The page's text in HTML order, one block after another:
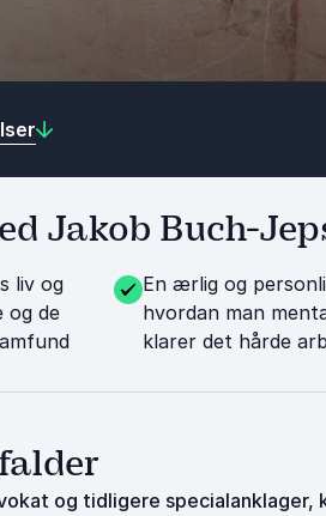
Jakob Buch-
liv og
og de
En ærlig og
hvordan man
klarer det hårde
og tidligere